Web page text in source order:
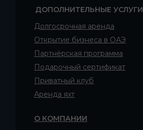
ДОПОЛНИТЕЛЬНЫЕ УСЛУГИ
О КОМПАНИИ
Партнёрская программа
Подарочный сертификат
Открытие бизнеса в ОАЭ
Приватный клуб
Аренда яхт
Долгосрочная аренда